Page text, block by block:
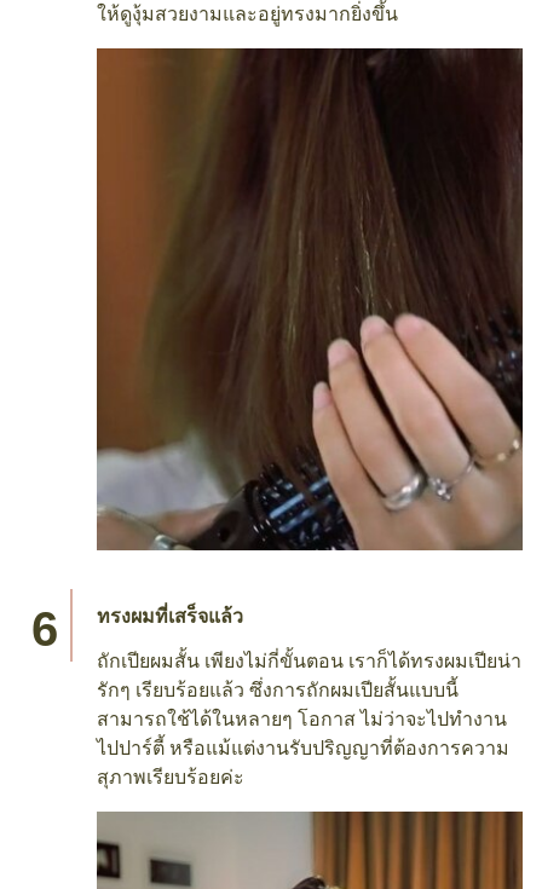
ให้ดูงุ้มสวยงามและอยู่ทรงมากยิ่งขึ้น
ทรงผมที่เสร็จแล้ว
ถักเปียผมสั้น เพียงไม่กี่ขั้นตอน เราก็ได้ทรงผมเปียน่า
รักๆ เรียบร้อยแล้ว ซึ่งการถักผมเปียสั้นแบบนี้
สามารถใช้ได้ในหลายๆ โอกาส ไม่ว่าจะไปทำงาน
ไปปาร์ตี้ หรือแม้แต่งานรับปริญญาที่ต้องการความ
สุภาพเรียบร้อยค่ะ